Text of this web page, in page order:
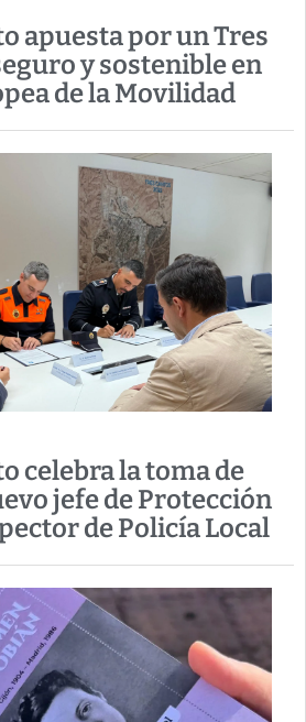
apuesta por un Tres
y sostenible en
de la Movilidad
celebra la toma de
jefe de Protección
de Policía Local